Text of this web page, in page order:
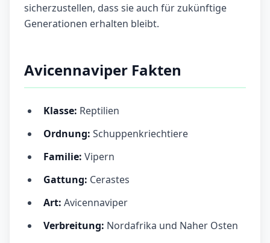
sicherzustellen, dass sie auch für zukünftige
Generationen erhalten bleibt.
Avicennaviper Fakten
Klasse: Reptilien
Ordnung: Schuppenkriechtiere
Familie: Vipern
Gattung: Cerastes
Art: Avicennaviper
Verbreitung: Nordafrika und Naher Osten